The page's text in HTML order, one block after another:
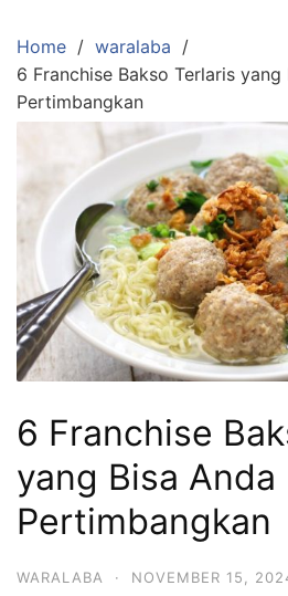
content
Home
waralaba
6 Franchise Bakso Terlaris yang
Pertimbangkan
6 Franchise
yang Bisa Anda
Pertimbangkan
WARALABA · NOVEMBER 15,